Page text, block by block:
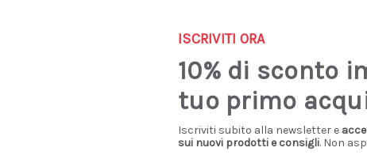
ISCRIVITI ORA
10% di sconto
tuo primo
Iscriviti subito alla newsletter e
sui nuovi prodotti e consigli. Non